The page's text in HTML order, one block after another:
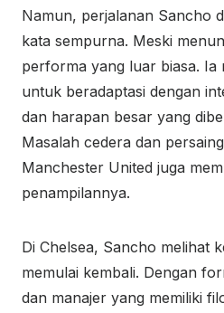
Namun, perjalanan Sancho
kata sempurna. Meski
performa yang luar biasa. Ia
untuk beradaptasi dengan
dan harapan besar yang
Masalah cedera dan
Manchester United juga
penampilannya.
Di Chelsea, Sancho melihat
memulai kembali. Dengan
dan manajer yang memiliki